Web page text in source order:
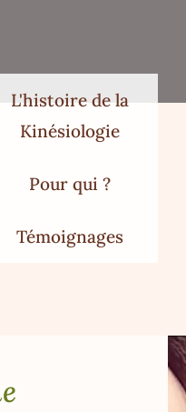
L'histoire de la
Kinésiologie
Pour qui ?
Témoignages